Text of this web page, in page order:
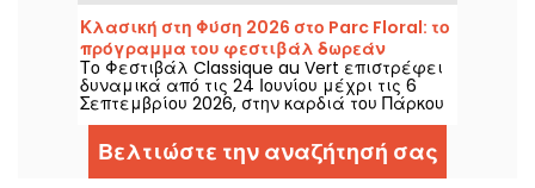
πολλές παραστάσεις εθνικών και διεθνών
καλλιτεχνών.
Κλασική στη Φύση 2026 στο Parc Floral: το
πρόγραμμα του φεστιβάλ δωρεάν
συναυλιών
Το Φεστιβάλ Classique au Vert επιστρέφει
δυναμικά από τις 24 Ιουνίου μέχρι τις 6
Σεπτεμβρίου 2026, στην καρδιά του Πάρκου
Φλόραλ του Παρισιού. Αυτή τη χρονιά, το
Classique au Vert προσκαλεί ξανά τους
λάτρεις της μουσικής και τους
νεοεισερχόμενους να απολαύσουν καλό
Βελτιώστε την αναζήτησή σας